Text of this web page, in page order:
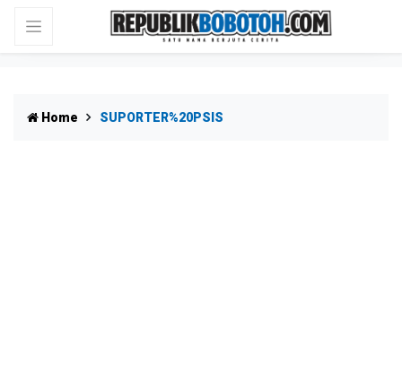
Home SUPORTER%20PSIS